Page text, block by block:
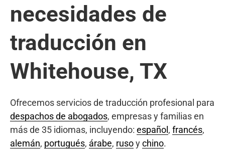
necesidades de
traducción en
Whitehouse, TX
Ofrecemos servicios de traducción profesional para
despachos de abogados, empresas y familias en
más de 35 idiomas, incluyendo: español , francés,
alemán, portugués, árabe, rusoychino.